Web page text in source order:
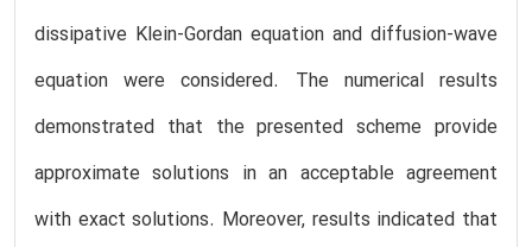
dissipative Klein-Gordan equation and diffusion-wave
equation were considered. The numerical results
demonstrated that the presented scheme provide
approximate solutions in an acceptable agreement
with exact solutions. Moreover, results indicated that